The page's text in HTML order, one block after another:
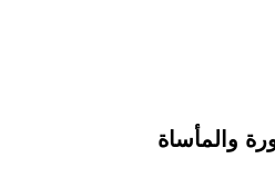
والمأساة